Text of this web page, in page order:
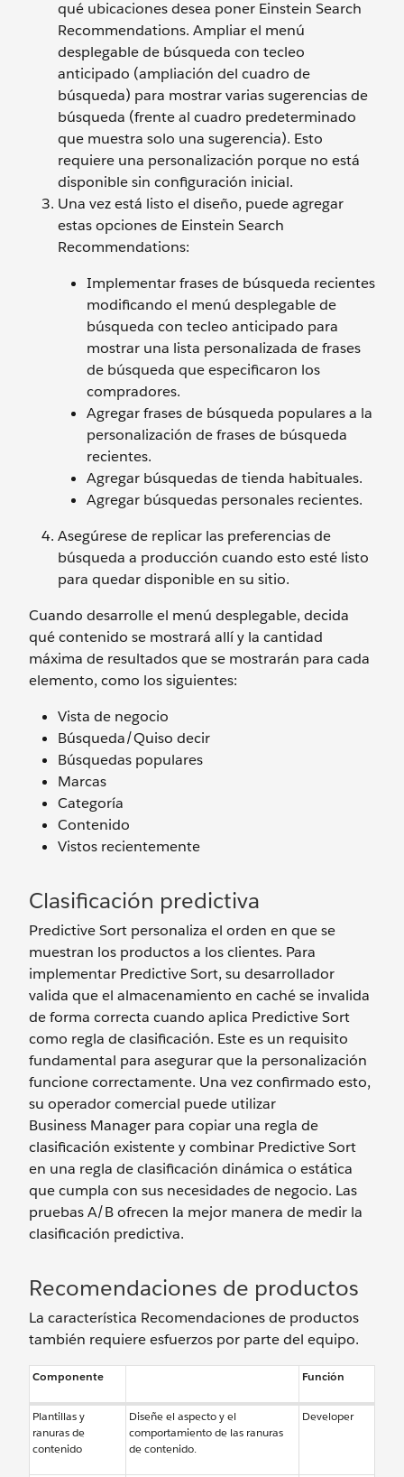
qué ubicaciones desea poner Einstein Search
Recommendations. Ampliar el menú
desplegable de búsqueda con tecleo
anticipado (ampliación del cuadro de
búsqueda) para mostrar varias sugerencias de
búsqueda (frente al cuadro predeterminado
que muestra solo una sugerencia). Esto
requiere una personalización porque no está
disponible sin configuración inicial.
Una vez está listo el diseño, puede agregar
estas opciones de Einstein Search
Recommendations:
Implementar frases de búsqueda recientes
modificando el menú desplegable de
búsqueda con tecleo anticipado para
mostrar una lista personalizada de frases
de búsqueda que especificaron los
compradores.
Agregar frases de búsqueda populares a la
personalización de frases de búsqueda
recientes.
Agregar búsquedas de tienda habituales.
Agregar búsquedas personales recientes.
Asegúrese de replicar las preferencias de
búsqueda a producción cuando esto esté listo
para quedar disponible en su sitio.
Cuando desarrolle el menú desplegable, decida
qué contenido se mostrará allí y la cantidad
máxima de resultados que se mostrarán para cada
elemento, como los siguientes:
Vista de negocio
Búsqueda/Quiso decir
Búsquedas populares
Marcas
Categoría
Contenido
Vistos recientemente
Clasificación predictiva
Predictive Sort personaliza el orden en que se
muestran los productos a los clientes. Para
implementar Predictive Sort, su desarrollador
valida que el almacenamiento en caché se invalida
de forma correcta cuando aplica Predictive Sort
como regla de clasificación. Este es un requisito
fundamental para asegurar que la personalización
funcione correctamente. Una vez confirmado esto,
su operador comercial puede utilizar
Business Manager para copiar una regla de
clasificación existente y combinar Predictive Sort
en una regla de clasificación dinámica o estática
que cumpla con sus necesidades de negocio. Las
pruebas A/B ofrecen la mejor manera de medir la
clasificación predictiva.
Recomendaciones de productos
La característica Recomendaciones de productos
también requiere esfuerzos por parte del equipo.
Componente Función
Plantillas y
ranuras de
contenido
Diseñe el aspecto y el
comportamiento de las ranuras
de contenido.
Developer